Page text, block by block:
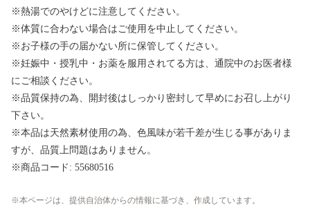
※熱湯でのやけどに注意してください。
※体質に合わない場合はご使用を中止してください。
※お子様の手の届かない所に保管してください。
※妊娠中・授乳中・お薬を服用されてる方は、通院中のお医者様
にご相談ください。
※品質保持の為、開封後はしっかり密封して早めにお召し上がり
下さい。
※本品は天然素材使用の為、色風味が若千差が生じる事がありま
すが、品質上問題はありません。
※商品コード: 55680516
本ページは、提供自治体からの情報に基づき、作成しています。